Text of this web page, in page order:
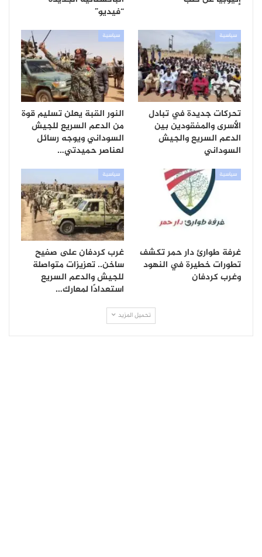
“فيديو”
سياسية
تحركات جديدة في تبادل
الأسرى والمفقودين بين
الدعم السريع والجيش
السوداني
سياسية
النور القبة يعلن تسليم قوة
من الدعم السريع للجيش
السوداني ويوجه رسائل
لعناصر حميدتي…
سياسية
غرفة طوارئ دار حمر تكشف
تطورات خطيرة في النهود
وغرب كردفان
سياسية
غرب كردفان على صفيح
ساخن.. تعزيزات متواصلة
للجيش والدعم السريع
استعدادًا لمعارك…
تحميل المزيد